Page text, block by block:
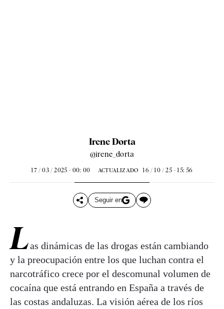
Irene Dorta
@irene_dorta
17 / 03 / 2025 - 00: 00 ACTUALIZADO 16 / 10 / 25 - 15: 56
Seguir en
Las dinámicas de las drogas están cambiando
y la preocupación entre los que luchan contra el
narcotráfico crece por el descomunal volumen de
cocaína que está entrando en España a través de
las costas andaluzas. La visión aérea de los ríos